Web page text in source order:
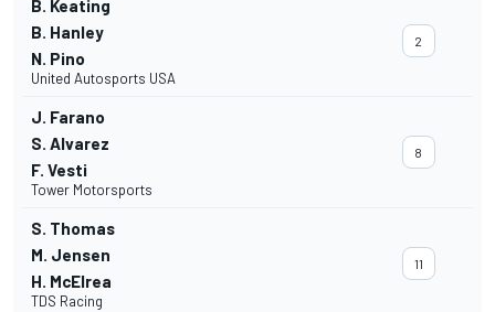
B. Keating
B. Hanley
N. Pino
United Autosports USA
2
J. Farano
S. Alvarez
F. Vesti
Tower Motorsports
8
S. Thomas
M. Jensen
H. McElrea
TDS Racing
11